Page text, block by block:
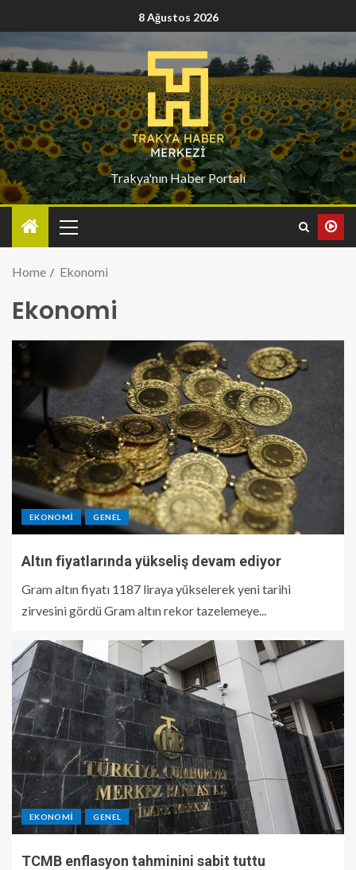
8 Ağustos 2026
Trakya'nın Haber Portalı
Home Ekonomi
Ekonomi
EKONOMI GENEL
Altın fiyatlarında yükseliş devam ediyor
Gram altın fiyatı 1187 liraya yükselerek yeni tarihi
zirvesini gördü Gram altın rekor tazelemeye...
EKONOMI GENEL
TCMB enflasyon tahminini sabit tuttu